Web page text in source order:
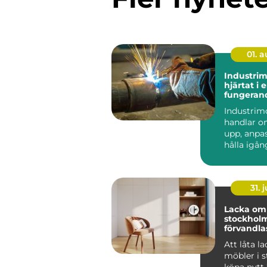
01.
hjärtat i
handlar
upp,
hålla
att ...
31.
Lacka
stockholm
Att låta
möbler i